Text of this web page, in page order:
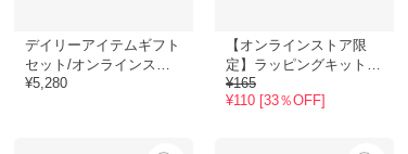
デイリーアイテムギフト
セット/オンラインスト
ア限定
¥5,280
【オンラインストア限
定】ラッピングキットコ
ットンバッグSSセット
¥165
¥110 [33％OFF]